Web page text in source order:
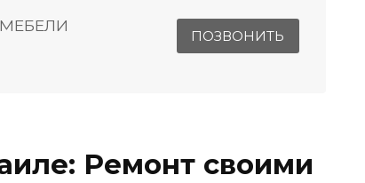
ПОЗВОНИТЬ
Ремонт своими